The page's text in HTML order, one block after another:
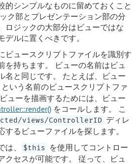
的シンプルなものに留めておくこと
ク部とプレゼンテーション部の分
ロジックの大部分はビューではな
デルに置くべきです。
ビュースクリプトファイルを識別す
を持ちます。 ビューの名前はビュ
名と同じです。 たとえば、ビュー
という名前のビュースクリプトファ
ューを描画するためには、ビュー
をコールします。 こ
views/ControllerID ディレ
するビューファイルを探します。
、
$this
を使用してコントロー
クセスが可能です。 従って、ビュ